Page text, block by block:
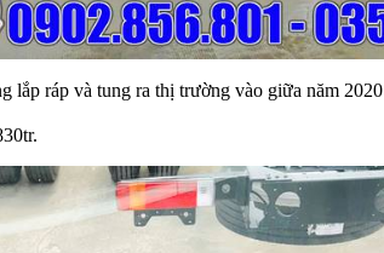
lắp ráp và tung ra thị trường vào giữa năm